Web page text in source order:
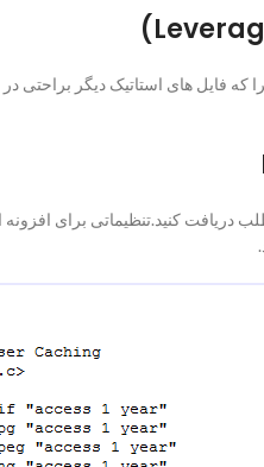
فایل های استاتیک دیگر براحتی